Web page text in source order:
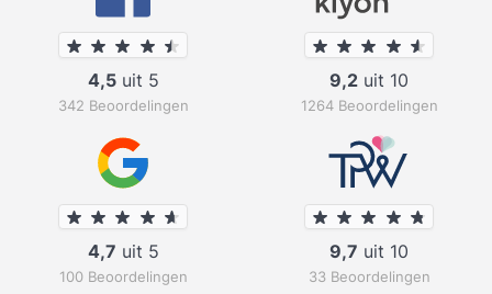
4,5uit 5
342 Beoordelingen
9,2 uit 10
1264 Beoordelingen
4,7 uit 5
100 Beoordelingen
9,7 uit 10
33 Beoordelingen